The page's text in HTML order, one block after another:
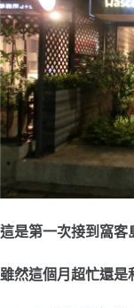
這是第一次接到窩客
雖然這個月超忙還是